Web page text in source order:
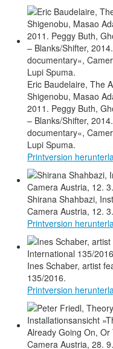
Eric Baudelaire, The
Shigenobu, Masao
2011. Peggy Buth,
– Blanks/Shifter,
documentary«,
Lupi Spuma.
Printversion
Shirana Shahbazi,
Camera Austria, 12.
Printversion
Ines Schaber, artist
135/2016.
Printversion